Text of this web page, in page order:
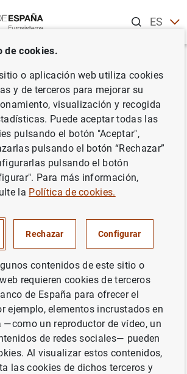
ESEN
monetaria de Milton
Artículo de José
de Molina, director
Servicio de Estudios
de España, publicado
monetaria de Milton Friedman".
de José Luis Malo de Molina,
general del Servicio de Estudios del
España, publicado en El Mundo
)
de cookies.
o aplicación web utiliza cookies
y de terceros para mejorar su
visualización y recogida
Puede aceptar todas las
pulsando el botón "Aceptar",
pulsando el botón “Rechazar”
pulsando el botón
Para más información,
la Política de cookies.
Rechazar Configurar
contenidos de este sitio o
requieren cookies de terceros
de España para ofrecer el
ejemplo, elementos incrustados en
—como un reproductor de vídeo, un
de redes sociales— pueden
Al visualizar estos contenidos,
las cookies de dichos terceros y